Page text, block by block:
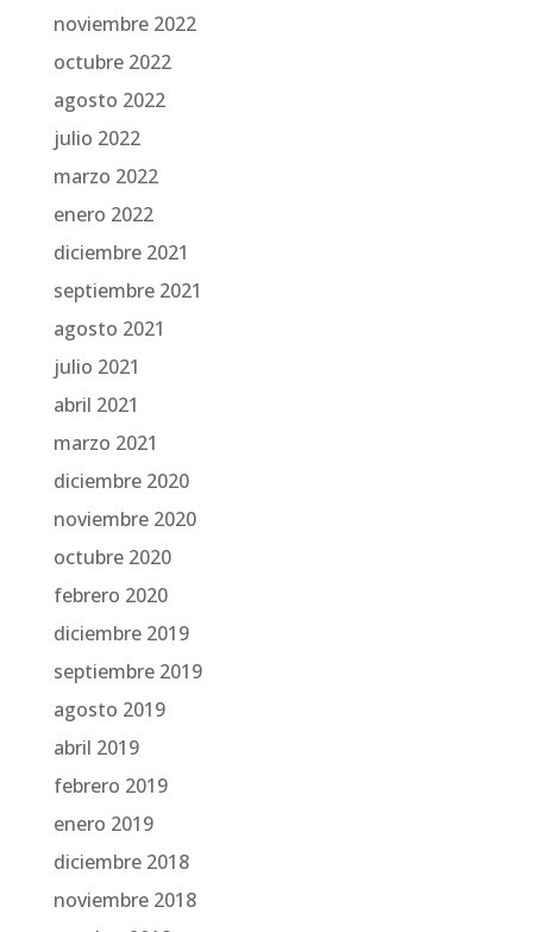
noviembre 2022
octubre 2022
agosto 2022
julio 2022
marzo 2022
enero 2022
diciembre 2021
septiembre 2021
agosto 2021
julio 2021
abril 2021
marzo 2021
diciembre 2020
noviembre 2020
octubre 2020
febrero 2020
diciembre 2019
septiembre 2019
agosto 2019
abril 2019
febrero 2019
enero 2019
diciembre 2018
noviembre 2018